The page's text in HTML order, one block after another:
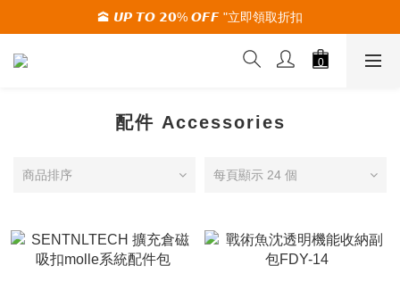
🚚夏季活動期間 滿2000限時免運🚚
🕋 𝙐𝙋 𝙏𝙊 𝟮𝟬% 𝙊𝙁𝙁 "立即領取折扣
🚚夏季活動期間 滿2000限時免運🚚
配件 Accessories
商品排序 每頁顯示 24 個